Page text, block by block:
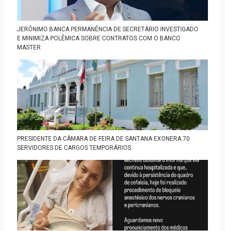
JERÔNIMO BANCA PERMANÊNCIA DE SECRETÁRIO INVESTIGADO
E MINIMIZA POLÊMICA SOBRE CONTRATOS COM O BANCO
MASTER
PRESIDENTE DA CÂMARA DE FEIRA DE SANTANA EXONERA 70
SERVIDORES DE CARGOS TEMPORÁRIOS